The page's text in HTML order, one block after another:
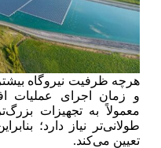
هرچه ظرفیت نیروگاه
و زمان اجرای عملیات
معمولاً به تجهیزات
طولانی‌تر نیاز دارد؛
تعیین می‌کند.